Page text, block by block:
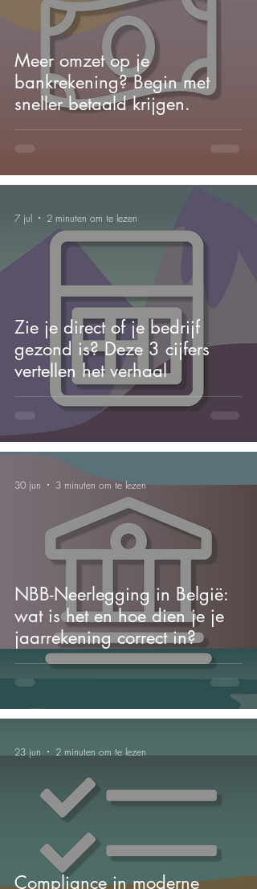
Meer omzet op je
bankrekening? Begin met
sneller betaald krijgen.
Zie je direct of je bedrijf
gezond is? Deze 3 cijfers
vertellen het verhaal
7 jul 2 minuten om te lezen
NBB-Neerlegging in België:
wat is het en hoe dien je je
jaarrekening correct in?
30 jun 3 minuten om te lezen
Compliance in moderne
23 jun 2 minuten om te lezen